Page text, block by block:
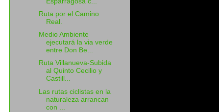
Ruta por el Camino
Real.
Medio Ambiente
ejecutará la via verde
entre Don Be...
Ruta Villanueva-Subida
al Quinto Cecilio y
Castill...
Las rutas ciclistas en la
naturaleza arrancan
con ...